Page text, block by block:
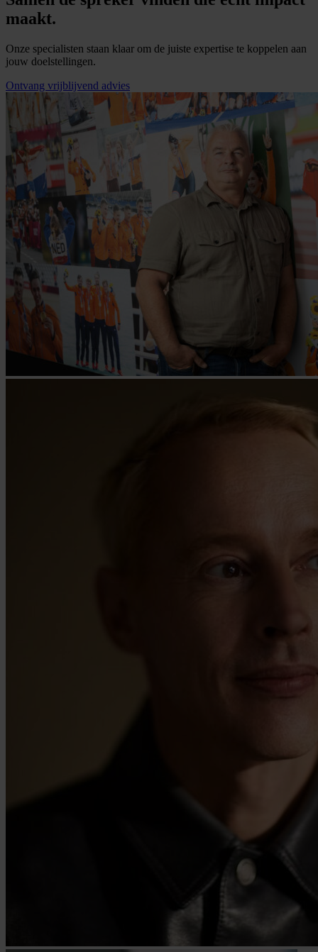
maakt.
Onze specialisten staan klaar om de juiste expertise te koppelen aan
jouw doelstellingen.
Ontvang vrijblijvend advies